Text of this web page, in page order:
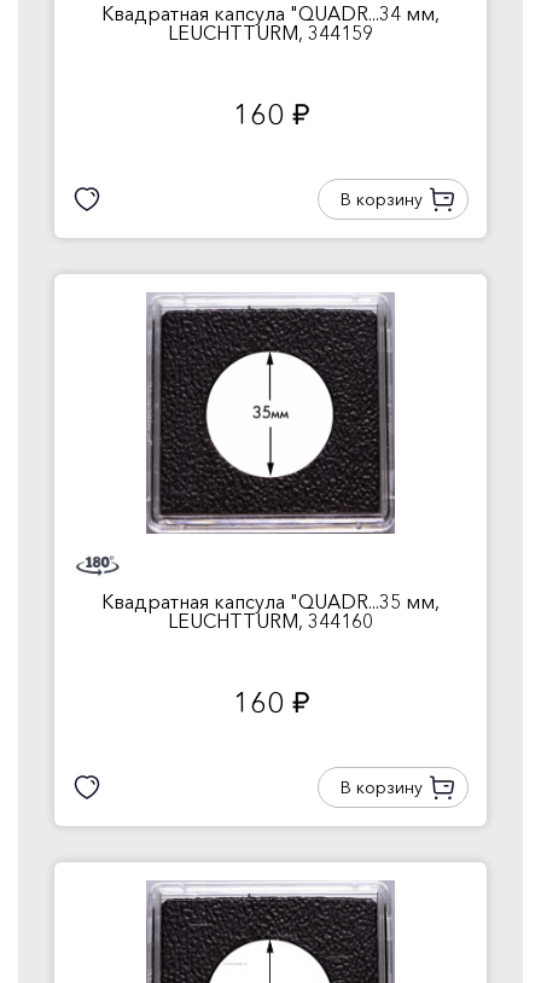
Квадратная капсула "QUADR...34 мм,
LEUCHTTURM, 344159
160 руб.
В корзину
Квадратная капсула "QUADR...35 мм,
LEUCHTTURM, 344160
160 руб.
В корзину